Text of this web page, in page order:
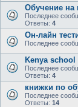
Обучение на
Последнее
Ответы: 4
Он-лайн
Последнее
Kenya
Последнее
Ответы: 4
книжки по
Последнее
Ответы: 14